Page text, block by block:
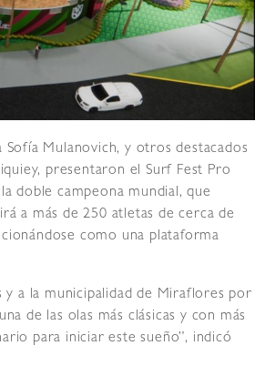
Sofía Mulanovich, y otros destacados
presentaron el Surf Fest Pro
doble campeona mundial, que
a más de 250 atletas de cerca de
como una plataforma
y a la municipalidad de Miraflores por
de las olas más clásicas y con más
para iniciar este sueño”, indicó